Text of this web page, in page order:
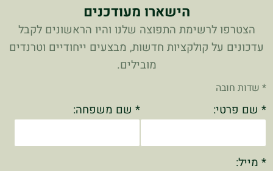
הישארו מעודכנים
הצטרפו לרשימת התפוצה שלנו והיו הראשונים לקבל
עדכונים על קולקציות חדשות, מבצעים ייחודיים וטרנדים
מובילים.
* שדות חובה
* שם פרטי: * שם משפחה:
* מייל: